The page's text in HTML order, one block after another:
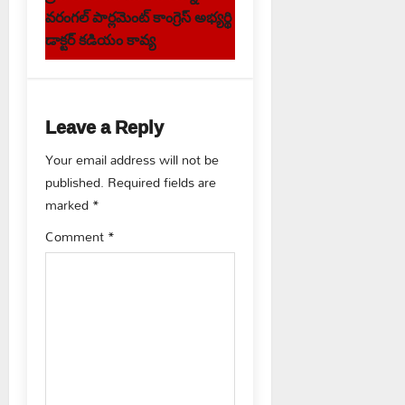
n
a
v
i
g
a
t
వరంగల్ పార్లమెంట్ కాంగ్రెస్ అభ్యర్థి
డాక్టర్ కడియం కావ్య
Leave a Reply
Your email address will not be
published. Required fields are
marked*
Comment*